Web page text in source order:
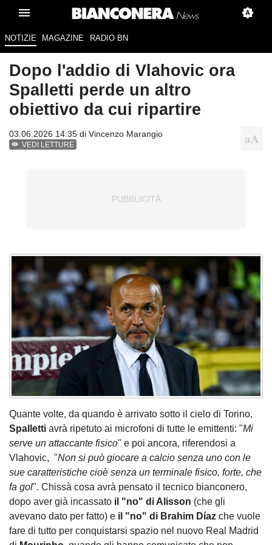
NOTIZIE MAGAZINE RADIO BN
Dopo l'addio di Vlahovic ora
Spalletti perde un altro
obiettivo da cui ripartire
03.06.2026 14:35 di Vincenzo Marangio
VEDI LETTURE
Quante volte, da quando è arrivato sotto il cielo di Torino,
Spalletti avrà ripetuto ai microfoni di tutte le emittenti: "Mi
serve un attaccante fisico" e poi ancora, riferendosi a
Vlahovic, "Non si può giocare a calcio senza uno con le
sue caratteristiche cioè senza un terminale fisico, forte, che
fa gol". Chissà cosa avrà pensato il tecnico bianconero,
dopo aver già incassato il "no" di Alisson (che gli
avevano dato per fatto) e il "no" di Brahim Díaz che vuole
fare di tutto per conquistarsi spazio nel nuovo Real Madrid